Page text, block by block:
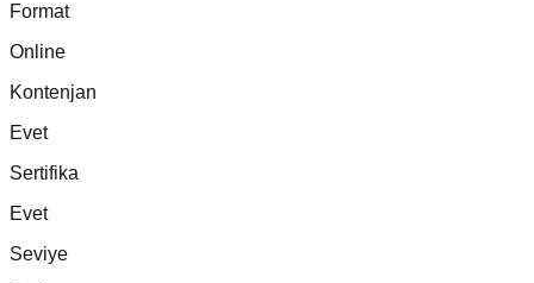
Format
Online
Kontenjan
Evet
Sertifika
Evet
Seviye